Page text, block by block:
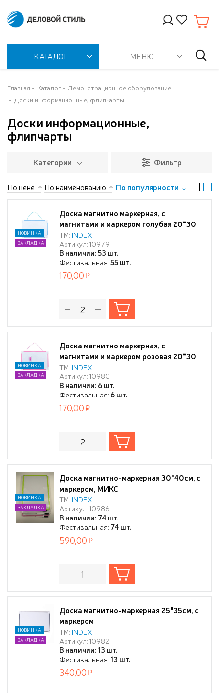
КАТАЛОГ МЕНЮ
Главная Каталог
Демонстрационное оборудование
Доски информационные, флипчарты
Доски информационные,
флипчарты
Категории Фильтр
По цене По наименованию По популярности
Доска магнитно маркерная, с
магнитами и маркером голубая 20*30
ТМ: INDEX
Артикул: 10979
В наличии: 53 шт.
Фестивальная:55 шт.
НОВИНКА
ЗАКЛАДКА
170,00
Доска магнитно маркерная, с
магнитами и маркером розовая 20*30
ТМ: INDEX
Артикул: 10980
В наличии: 6 шт.
Фестивальная: 6 шт.
НОВИНКА
ЗАКЛАДКА
170,00
Доска магнитно-маркерная 30*40см, с
маркером, МИКС
ТМ: INDEX
Артикул: 10986
В наличии: 74 шт.
Фестивальная: 74 шт.
НОВИНКА
ЗАКЛАДКА
590,00
Доска магнитно-маркерная 25*35см, с
маркером
ТМ: INDEX
Артикул: 10982
В наличии: 13 шт.
Фестивальная: 13 шт.
НОВИНКА
ЗАКЛАДКА
340,00